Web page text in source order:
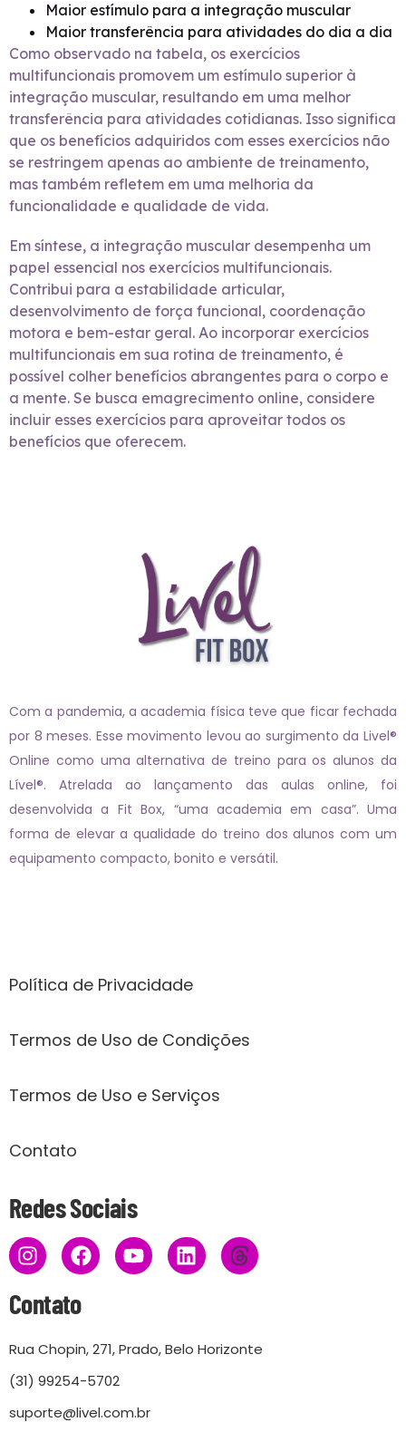
Maior estímulo para a integração muscular
Maior transferência para atividades do dia a dia
Como observado na tabela, os exercícios
multifuncionais promovem um estímulo superior à
integração muscular, resultando em uma melhor
transferência para atividades cotidianas. Isso significa
que os benefícios adquiridos com esses exercícios não
se restringem apenas ao ambiente de treinamento,
mas também refletem em uma melhoria da
funcionalidade e qualidade de vida.
Em síntese, a integração muscular desempenha um
papel essencial nos exercícios multifuncionais.
Contribui para a estabilidade articular,
desenvolvimento de força funcional, coordenação
motora e bem-estar geral. Ao incorporar exercícios
multifuncionais em sua rotina de treinamento, é
possível colher benefícios abrangentes para o corpo e
a mente. Se busca emagrecimento online, considere
incluir esses exercícios para aproveitar todos os
benefícios que oferecem.
Com a pandemia, a academia física teve que ficar fechada
por 8 meses. Esse movimento levou ao surgimento da Livel®
Online como uma alternativa de treino para os alunos da
Lível®. Atrelada ao lançamento das aulas online, foi
desenvolvida a Fit Box, “uma academia em casa”. Uma
forma de elevar a qualidade do treino dos alunos com um
equipamento compacto, bonito e versátil.
Política de Privacidade
Termos de Uso de Condições
Termos de Uso e Serviços
Contato
Redes Sociais
Contato
Rua Chopin, 271, Prado, Belo Horizonte
(31) 99254-5702
suporte@livel.com.br